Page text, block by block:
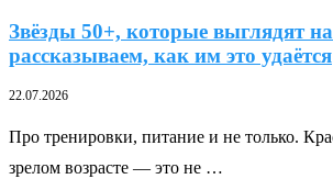
Звёзды 50+, которые выглядят
рассказываем, как им это удаётся
22.07.2026
Про тренировки, питание и не только.
зрелом возрасте — это не …